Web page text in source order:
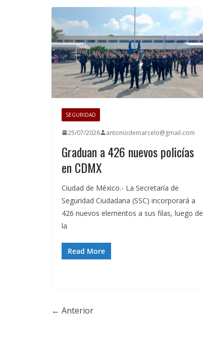
SEGURIDAD
25/07/2026 antoniodemarcelo@gmail.com
Graduan a 426 nuevos policías
en CDMX
Ciudad de México.- La Secretaría de
Seguridad Ciudadana (SSC) incorporará a
426 nuevos elementos a sus filas, luego de
la
Read More
← Anterior